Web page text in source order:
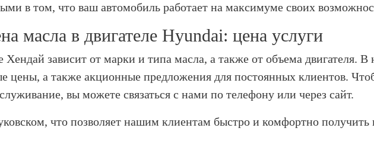
в том, что ваш автомобиль работает на максимуме своих
масла в двигателе Hyundai: цена услуги
Хендай зависит от марки и типа масла, а также от объема двигателя. В
цены, а также акционные предложения для постоянных клиентов.
вы можете связаться с нами по телефону или через сайт.
что позволяет нашим клиентам быстро и комфортно получить